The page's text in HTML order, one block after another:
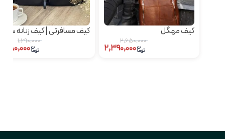
کیف مهگل
۲,۶۵۰,۰۰۰
کیف مسافرتی | کیف زنانه سایز
۱,۶۹۰,۰۰۰